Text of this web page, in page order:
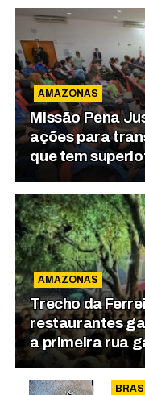
AMAZONAS
Missão Pena
ações para
que tem
AMAZONAS
Trecho da
restaurantes
a primeira rua